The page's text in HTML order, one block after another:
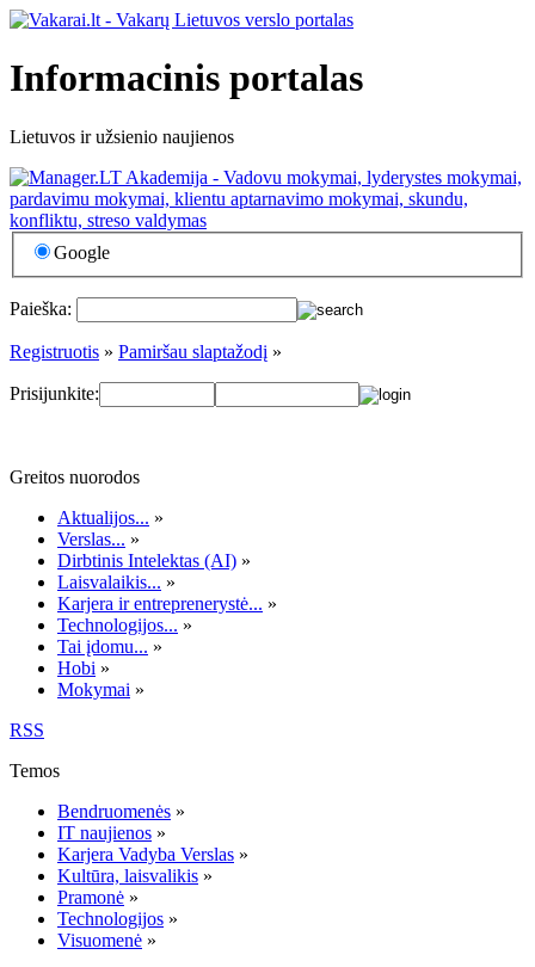
Informacinis portalas
Lietuvos ir užsienio naujienos
Google
Paieška:
Registruotis » Pamiršau slaptažodį »
Prisijunkite:
Greitos nuorodos
Aktualijos... »
Verslas... »
Dirbtinis Intelektas (AI) »
Laisvalaikis... »
Karjera ir entreprenerystė... »
Technologijos... »
Tai įdomu... »
Hobi »
Mokymai »
RSS
Temos
Bendruomenės »
IT naujienos »
Karjera Vadyba Verslas »
Kultūra, laisvalikis »
Pramonė »
Technologijos »
Visuomenė »